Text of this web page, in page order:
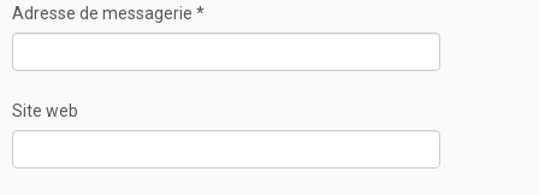
Adresse de messagerie *
Site web